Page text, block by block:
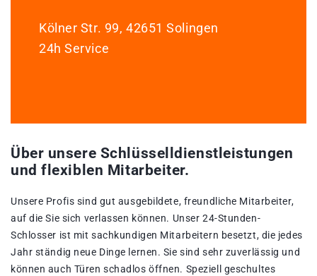
Kölner Str. 99, 42651 Solingen
24h Service
Über unsere Schlüsselldienstleistungen
und flexiblen Mitarbeiter.
Unsere Profis sind gut ausgebildete, freundliche Mitarbeiter,
auf die Sie sich verlassen können. Unser 24-Stunden-
Schlosser ist mit sachkundigen Mitarbeitern besetzt, die jedes
Jahr ständig neue Dinge lernen. Sie sind sehr zuverlässig und
können auch Türen schadlos öffnen. Speziell geschultes